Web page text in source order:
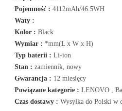
Pojemność : 4112mAh/46.5WH
Waty :
Kolor : Black
Wymiar : *mm(L x W x H)
Typ baterii : Li-ion
Stan : zamiennik, nowy
Gwarancja : 12 miesięcy
Powiązane kategorie : LENOVO ,
Czas dostawy : Wysyłka do Polski w